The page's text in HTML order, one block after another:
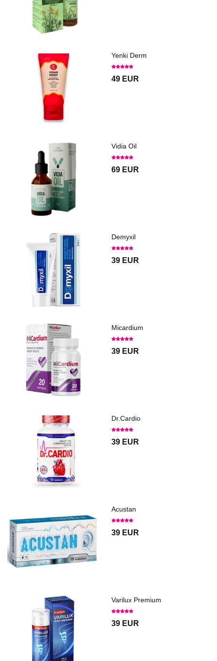
Yenki Derm
49 EUR
Vidia Oil
69 EUR
Demyxil
39 EUR
Micardium
39 EUR
Dr.Cardio
39 EUR
Acustan
39 EUR
Varilux Premium
39 EUR